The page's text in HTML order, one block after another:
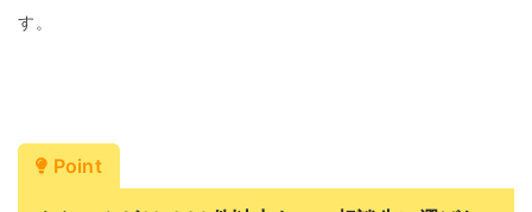
す。
Point